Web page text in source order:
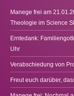
Manege frei am
Theologie im Science
Erntedank:
Uhr
Verabschiedung von
Freut euch darüber,